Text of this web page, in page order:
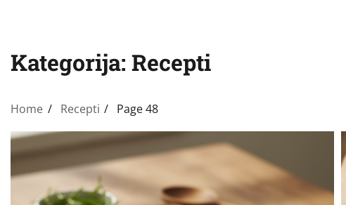
Kategorija: Recepti
Home Recepti Page 48